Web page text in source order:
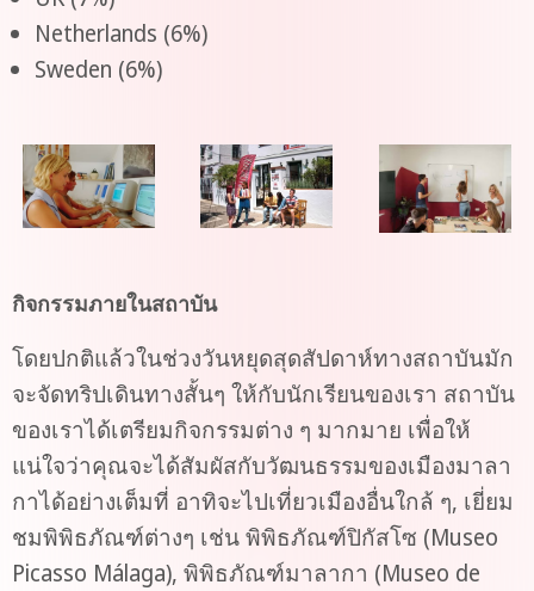
Netherlands (6%)
Sweden (6%)
กิจกรรมภายในสถาบัน
โดยปกติแล้วในช่วงวันหยุดสุดสัปดาห์ทางสถาบันมัก
จะจัดทริปเดินทางสั้นๆ ให้กับนักเรียนของเรา สถาบัน
ของเราได้เตรียมกิจกรรมต่าง ๆ มากมาย เพื่อให้
แน่ใจว่าคุณจะได้สัมผัสกับวัฒนธรรมของเมืองมาลา
กาได้อย่างเต็มที่ อาทิจะไปเที่ยวเมืองอื่นใกล้ ๆ, เยี่ยม
ชมพิพิธภัณฑ์ต่างๆ เช่น พิพิธภัณฑ์ปิกัสโซ (Museo
Picasso Málaga), พิพิธภัณฑ์มาลากา (Museo de